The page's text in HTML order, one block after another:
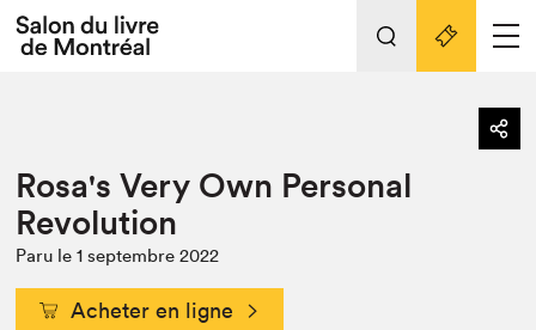
Actualités
Vidéos et Balados
Nos activités
Édition 2022
Planifier sa visite
Liens pratiques
Rosa's Very Own Personal
Revolution
Paru le 1 septembre 2022
Acheter en ligne